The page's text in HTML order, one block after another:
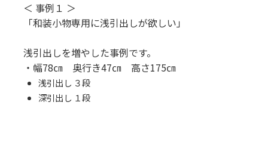
＜ 事例１ ＞
「和装小物専用に浅引出しが欲しい」
浅引出しを増やした事例です。
・幅78㎝ 奥行き47㎝ 高さ175㎝
浅引出し ３段
深引出し １段